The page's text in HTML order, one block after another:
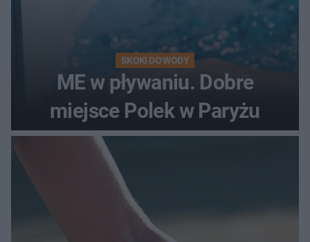
SKOKI DO WODY
ME w pływaniu. Dobre
miejsce Polek w Paryżu